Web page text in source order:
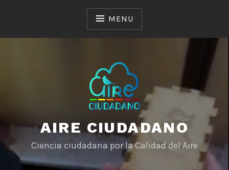
MENU
AIRE CIUDADANO
Ciencia ciudadana por la Calidad del Aire